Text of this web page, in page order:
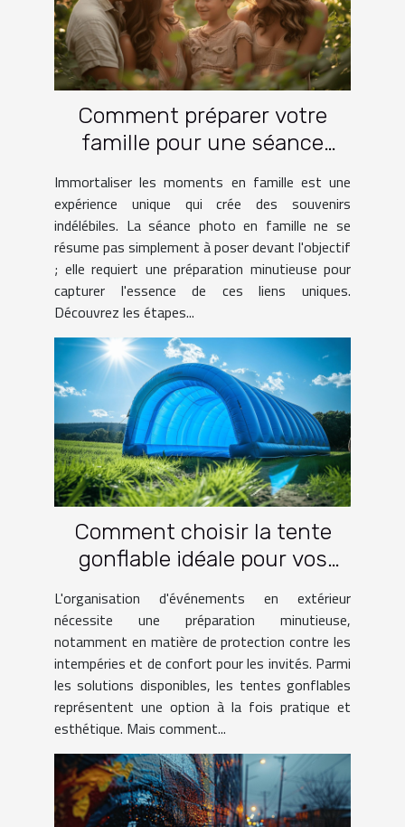
Comment préparer votre
famille pour une séance
Immortaliser les moments en famille est une
expérience unique qui crée des souvenirs
indélébiles. La séance photo en famille ne se
résume pas simplement à poser devant l'objectif
; elle requiert une préparation minutieuse pour
capturer l'essence de ces liens uniques.
Découvrez les étapes...
Comment choisir la tente
gonflable idéale pour vos
L'organisation d'événements en extérieur
nécessite une préparation minutieuse,
notamment en matière de protection contre les
intempéries et de confort pour les invités. Parmi
les solutions disponibles, les tentes gonflables
représentent une option à la fois pratique et
esthétique. Mais comment...